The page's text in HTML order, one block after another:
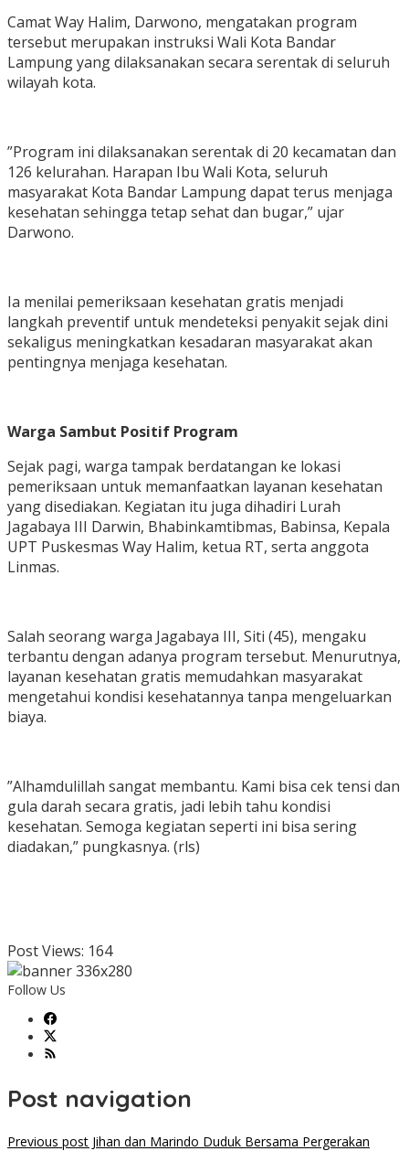
‎Camat Way Halim, Darwono, mengatakan program
tersebut merupakan instruksi Wali Kota Bandar
Lampung yang dilaksanakan secara serentak di seluruh
wilayah kota.
‎”Program ini dilaksanakan serentak di 20 kecamatan dan
126 kelurahan. Harapan Ibu Wali Kota, seluruh
masyarakat Kota Bandar Lampung dapat terus menjaga
kesehatan sehingga tetap sehat dan bugar,” ujar
Darwono.
‎Ia menilai pemeriksaan kesehatan gratis menjadi
langkah preventif untuk mendeteksi penyakit sejak dini
sekaligus meningkatkan kesadaran masyarakat akan
pentingnya menjaga kesehatan.
Warga Sambut Positif Program
‎Sejak pagi, warga tampak berdatangan ke lokasi
pemeriksaan untuk memanfaatkan layanan kesehatan
yang disediakan. Kegiatan itu juga dihadiri Lurah
Jagabaya III Darwin, Bhabinkamtibmas, Babinsa, Kepala
UPT Puskesmas Way Halim, ketua RT, serta anggota
Linmas.
‎Salah seorang warga Jagabaya III, Siti (45), mengaku
terbantu dengan adanya program tersebut. Menurutnya,
layanan kesehatan gratis memudahkan masyarakat
mengetahui kondisi kesehatannya tanpa mengeluarkan
biaya.
‎”Alhamdulillah sangat membantu. Kami bisa cek tensi dan
gula darah secara gratis, jadi lebih tahu kondisi
kesehatan. Semoga kegiatan seperti ini bisa sering
diadakan,” pungkasnya. (rls)
Post Views: 164
Follow Us
Post navigation
Previous post Jihan dan Marindo Duduk Bersama Pergerakan